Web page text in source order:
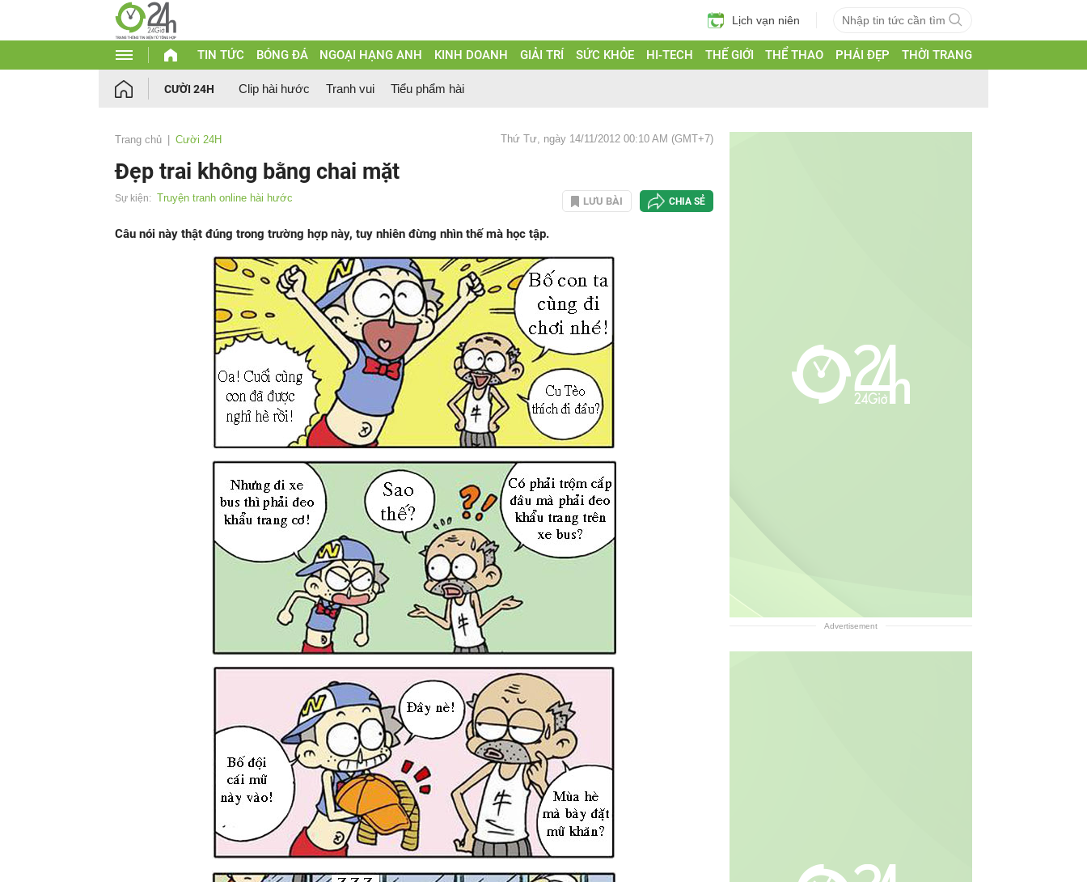
Lịch vạn niên
TIN TỨC BÓNG ĐÁ NGOẠI HẠNG ANH KINH DOANH GIẢI TRÍ SỨC KHỎE HI-TECH THẾ GIỚI THỂ THAO PHÁI ĐẸP THỜI TRANG
CƯỜI 24H Clip hài hước Tranh vui Tiểu phẩm hài
Trang chủ Cười 24H Thứ Tư, ngày 14/11/2012 00:10 AM (GMT+7)
Đẹp trai không bằng chai mặt
Sự kiện: Truyện tranh online hài hước LƯU BÀI CHIA SẺ
Câu nói này thật đúng trong trường hợp này, tuy nhiên đừng nhìn thế mà học tập.
Advertisement